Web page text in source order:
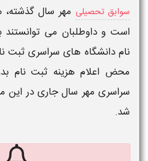
سوابق تحصیلی مهر سال گذشته،
است و داوطلبان می توانستند
نامدانشگاه های سراسری ثبت
محض اعلام هزینه ثبت نام
سراسری مهر سال جاری در این
شد.